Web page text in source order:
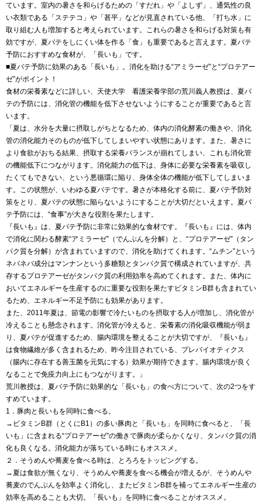
ています。室内の暑さを和らげるための「すだれ」や「よしず」、通気性の良
い衣類である「ステテコ」や「甚平」などが見直されている他、「打ち水」に
取り組む人も増加すると考えられています。これらの暑さを和らげる対策も有
効ですが、夏バテをしにくい体を作る「食」も重要であると言えます。夏バテ
予防におすすめな食材が、「長いも」です。
■夏バテ予防に効果のある「長いも」。消化を助ける“アミラーゼ”と“プロテアー
ゼ”がポイント！
食材の栄養素などに詳しい、天使大学 看護栄養学部の荒川義人教授は、夏バ
テの予防には、消化管の機能を低下させないようにすることが重要であると言
います。
「夏は、水分を大量に摂取しがちとなるため、体内の消化酵素の働きや、消化
管の消化能力そのものが低下してしまいやすい状態にあります。また、暑さに
より食欲がおちる結果、摂取する栄養バランスが崩れてしまい、これも消化管
の機能低下につながります。消化能力の低下は、身体に必要な栄養素を吸収し
たくてもできない、という悪循環に陥り、身体全体の機能が低下してしまいま
す。この状態が、いわゆる夏バテです。暑さが本格化する前に、夏バテ予防対
策をとり、夏バテの状態に陥らないようにすることが大切だといえます。夏バ
テ予防には、“食事”が大きな役割を果たします。
『長いも』は、夏バテ予防に非常に効果的な食材です。『長いも』には、体内
で消化に関わる酵素“アミラーゼ”（でんぷんを分解）と、“プロテアーゼ”（タン
パク質を分解）が含まれていますので、消化を助けてくれます。“ムチン”という
ネバネバ成分はマンナンという多糖類とタンパク質で構成されていますが、共
存するプロテアーゼがタンパク質の利用効率を高めてくれます。また、体内に
おいてエネルギーを生産するのに重要な役割を果たすビタミンB群も含まれてい
るため、エネルギー不足予防にも効果があります。
また、2011年夏は、節電の影響で冷たいものを摂取する人が増加し、消化管が
冷えることも懸念されます。消化管が冷えると、栄養素の消化吸収機能が弱ま
り、夏バテが促進するため、腸内環境を整えることが大切ですが、『長いも』
は食物繊維が多く含まれるため、昨今注目されている、プレバイオティクス
（腸内に存在する善玉菌を元気にする）効果が期待できます。腸内環境が良く
なることで免疫力向上にもつながります。」
荒川教授は、夏バテ予防に効果的な「長いも」の食べ方について、次の2つをす
すめています。
1．豚肉と長いもを同時に食べる。
→ビタミンB群（とくにB1）の多い豚肉と「長いも」を同時に食べると、「長
いも」に含まれる“プロテアーゼ”の働きで豚肉が柔らかくなり、タンパク質の消
化も良くなる。消化能力が落ちている時にもオススメ。
２．そうめんや蕎麦を食べる時は、とろろをトッピングする。
→夏は食欲が無くなり、そうめんや蕎麦を食べる機会が増えるが、そうめんや
蕎麦のでんぷんを効率よく消化し、またビタミンB群を補ってエネルギー生産の
効率を高めることも大切。「長いも」を同時に食べることがオススメ。